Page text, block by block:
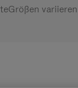
Größen